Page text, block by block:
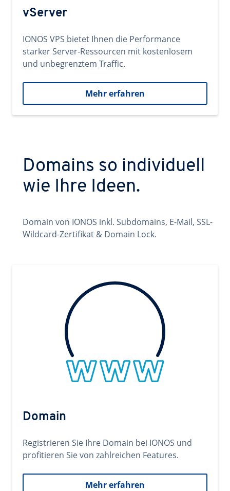
vServer
IONOS VPS bietet Ihnen die Performance
starker Server-Ressourcen mit kostenlosem
und unbegrenztem Traffic.
Mehr erfahren
Domains so individuell
wie Ihre Ideen.
Domain von IONOS inkl. Subdomains, E-Mail, SSL-
Wildcard-Zertifikat & Domain Lock.
Domain
Registrieren Sie Ihre Domain bei IONOS und
profitieren Sie von zahlreichen Features.
Mehr erfahren